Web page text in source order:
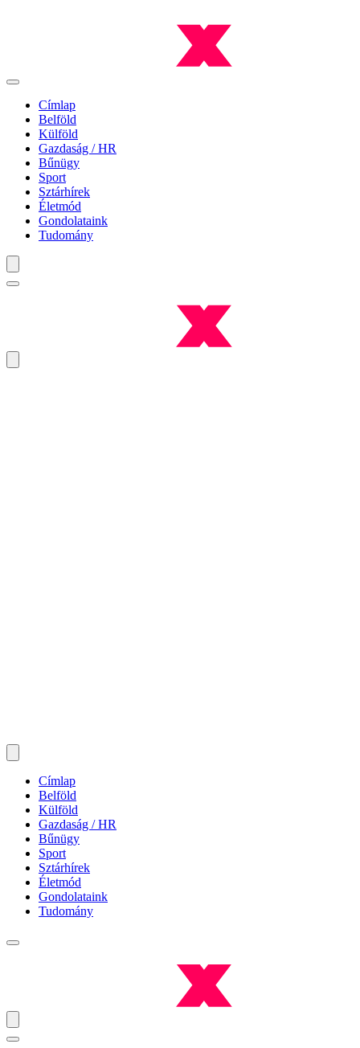
Címlap
Belföld
Külföld
Gazdaság / HR
Bűnügy
Sport
Sztárhírek
Életmód
Gondolataink
Tudomány
Címlap
Belföld
Külföld
Gazdaság / HR
Bűnügy
Sport
Sztárhírek
Életmód
Gondolataink
Tudomány